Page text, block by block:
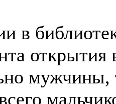
в
открытия
мужчины,